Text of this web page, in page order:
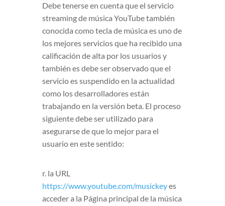
Debe tenerse en cuenta que el servicio
streaming de música YouTube también
conocida como tecla de música es uno de
los mejores servicios que ha recibido una
calificación de alta por los usuarios y
también es debe ser observado que el
servicio es suspendido en la actualidad
como los desarrolladores están
trabajando en la versión beta. El proceso
siguiente debe ser utilizado para
asegurarse de que lo mejor para el
usuario en este sentido:
r. la URL
https://www.youtube.com/musickeyes
acceder a la Página principal de la música